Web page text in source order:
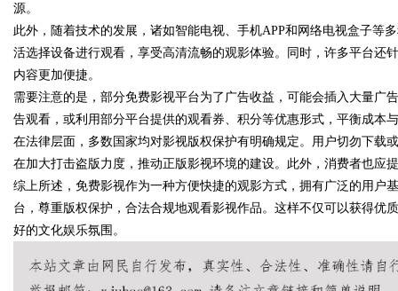
!
Bo
源。
此外，随着技术的发展，诸如智能电视、手机APP和网络电视盒子等
活选择设备进行观看，享受高清流畅的观影体验。同时，许多平台还
内容更加便捷。
需要注意的是，部分免费影视平台为了广告收益，可能会插入大量广
告观看，或利用部分平台提供的观看券、积分等优惠形式，平衡成本
在法律层面，多数国家均对影视版权保护有明确规定。用户切勿下载
在加大打击盗版力度，推动正版影视环境的建设。此外，消费者也应
综上所述，免费影视作为一种方便快捷的观影方式，拥有广泛的用户
台，尊重版权保护，合法合规地观看影视作品。这样不仅可以获得优
好的文化娱乐氛围。